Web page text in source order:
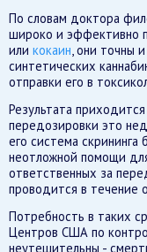
По словам доктора
широко и эффективно
или кокаин , они точны
синтетических
отправки его в
Результата
передозировки это
его система скрининга
неотложной помощи
ответственных за
проводится в течение
Потребность в таких
Центров США по
неутешительны -